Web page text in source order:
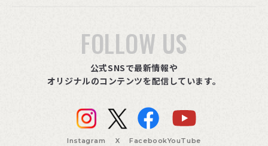
FOLLOW US
公式SNSで最新情報や
オリジナルのコンテンツを配信しています。
Instagram X FacebookYouTube